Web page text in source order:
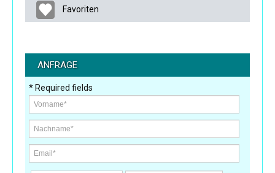
Favoriten
ANFRAGE
* Required fields